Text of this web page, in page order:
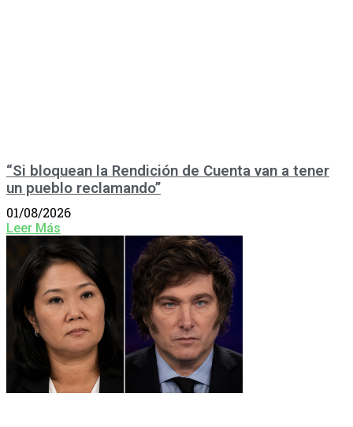
“Si bloquean la Rendición de Cuenta van a tener
un pueblo reclamando”
01/08/2026
Leer Más